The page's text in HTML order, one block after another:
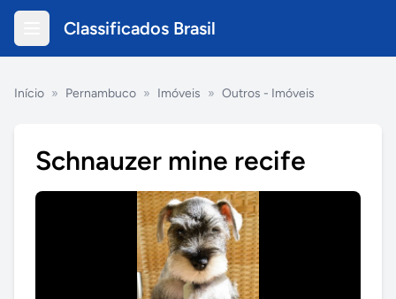
Classificados Brasil
Início » Pernambuco » Imóveis » Outros - Imóveis
Schnauzer mine recife